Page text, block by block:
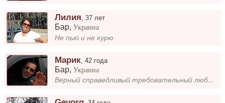
Лилия,37 лет
Бар,Украина
Не пью и не курю
Марик ,42 года
Бар,Украина
Верный справедливый требовательный люблю порядок в меру щедрый в меру добрый